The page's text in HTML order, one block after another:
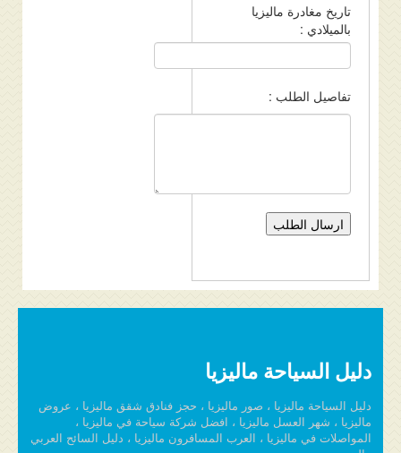
تاريخ مغادرة ماليزيا
بالميلادي :
تفاصيل الطلب :
دليل السياحة ماليزيا
دليل السياحة ماليزيا ، صور ماليزيا ، حجز فنادق شقق ماليزيا ، عروض
ماليزيا ، شهر العسل ماليزيا ، افضل شركة سياحة في ماليزيا ،
المواصلات في ماليزيا ، العرب المسافرون ماليزيا ، دليل السائح العربي